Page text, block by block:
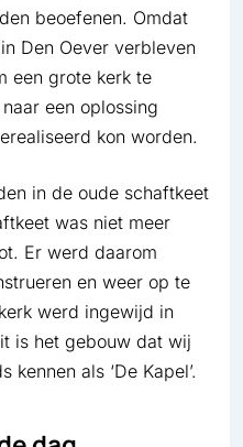
beoefenen. Omdat
Den Oever verbleven
een grote kerk te
een oplossing
kon worden.
in de oude schaftkeet
was niet meer
Er werd daarom
en weer op te
werd ingewijd in
is het gebouw dat wij
als ‘De Kapel’.